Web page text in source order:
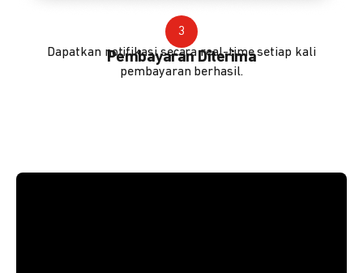
3
Pembayaran Diterima
Dapatkan notifikasi secara real-time setiap kali
pembayaran berhasil.